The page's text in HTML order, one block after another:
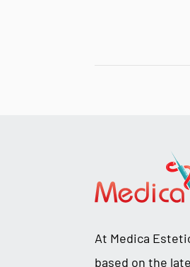
At Medica
based on the